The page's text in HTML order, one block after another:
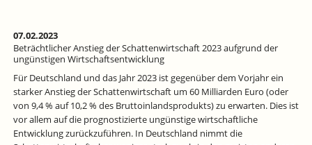
07.02.2023
Beträchtlicher Anstieg der Schattenwirtschaft 2023 aufgrund der
ungünstigen Wirtschaftsentwicklung
Für Deutschland und das Jahr 2023 ist gegenüber dem Vorjahr ein
starker Anstieg der Schattenwirtschaft um 60 Milliarden Euro (oder
von 9,4 % auf 10,2 % des Bruttoinlandsprodukts) zu erwarten. Dies ist
vor allem auf die prognostizierte ungünstige wirtschaftliche
Entwicklung zurückzuführen. In Deutschland nimmt die